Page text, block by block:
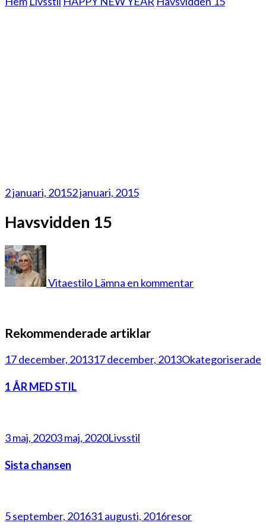
2 januari, 20152 januari, 2015
Havsvidden 15
Vitaestilo Lämna en kommentar
Rekommenderade artiklar
17 december, 201317 december, 2013Okategoriserade
1 ÅR MED STIL
3 maj, 20203 maj, 2020Livsstil
Sista chansen
5 september, 201631 augusti, 2016resor